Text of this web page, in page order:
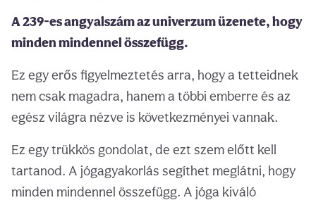
A 239-es angyalszám az univerzum üzenete, hogy
minden mindennel összefügg.
Ez egy erős figyelmeztetés arra, hogy a tetteidnek
nem csak magadra, hanem a többi emberre és az
egész világra nézve is következményei vannak.
Ez egy trükkös gondolat, de ezt szem előtt kell
tartanod. A jógagyakorlás segíthet meglátni, hogy
minden mindennel összefügg. A jóga kiváló